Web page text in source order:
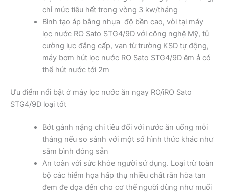
chỉ mức tiêu hết trong vòng 3 kw/tháng
Bình tạo áp bằng nhựa độ bền cao, vòi tại máy
lọc nước RO Sato STG4/9D với công nghệ Mỹ, tủ
cường lực đẳng cấp, van từ trường KSD tự động,
máy bơm hút lọc nước RO Sato STG4/9D êm ả có
thể hút nước tới 2m
Ưu điểm nổi bật ở máy lọc nước ăn ngay RO/iRO Sato
STG4/9D loại tốt
Bớt gánh nặng chi tiêu đối với nước ăn uống mỗi
tháng nếu so sánh với một số hình thức khác như
sắm bình đóng sẵn
An toàn với sức khỏe người sử dụng. Loại trừ toàn
bộ các hiểm họa hấp thụ nhiều chất rắn hòa tan
đem đe dọa đến cho cơ thể người dùng như muối